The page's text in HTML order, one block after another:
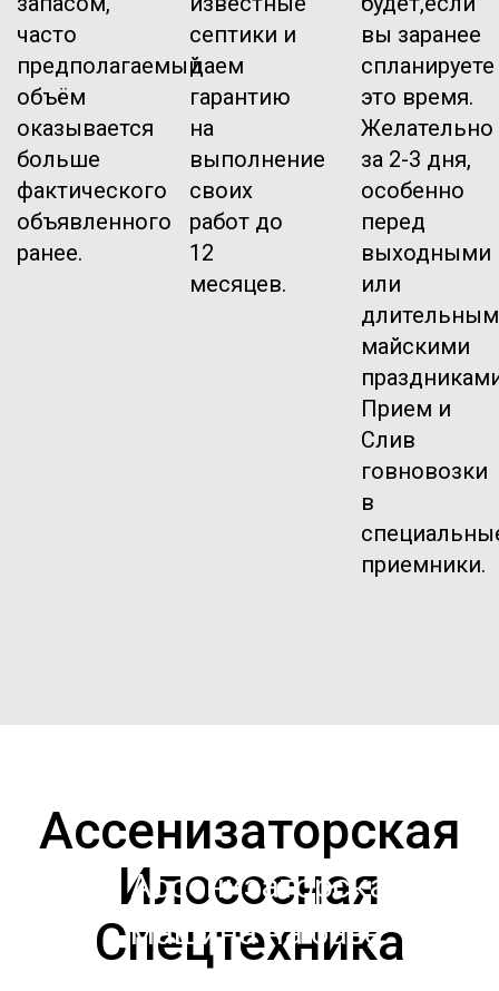
часто
предполагаемый
объём
оказывается
больше
фактического
объявленного
ранее.
септики и
даем
гарантию
на
выполнение
своих
работ до
12
месяцев.
вы заранее
спланируете
это время.
Желательно
за 2-3 дня,
особенно
перед
выходными
или
майскими
Прием и
Слив
говновозки
в
приемники.
Ассенизаторская
Илососная
Спецтехника
Ассенизаторская
машина на базе
Газ 3307